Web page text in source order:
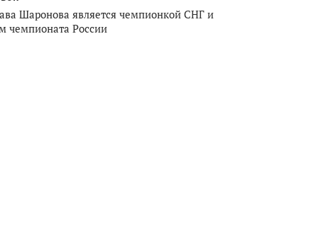
Шаронова является чемпионкой СНГ и
чемпионата России